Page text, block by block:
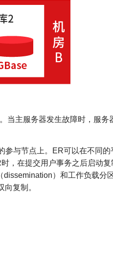
当主服务器发生故障时，服务
参与节点上。ER可以在不同的
，在提交用户事务之后启动复
）和工作负载分
复制。